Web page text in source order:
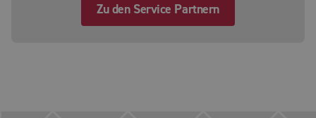
Zu den Service Partnern